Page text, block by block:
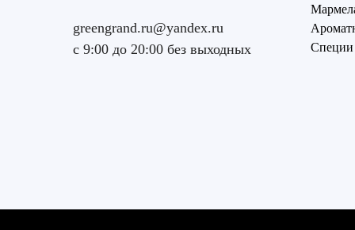
greengrand.ru@yandex.ru
с 9:00 до 20:00 без выходных
Специи